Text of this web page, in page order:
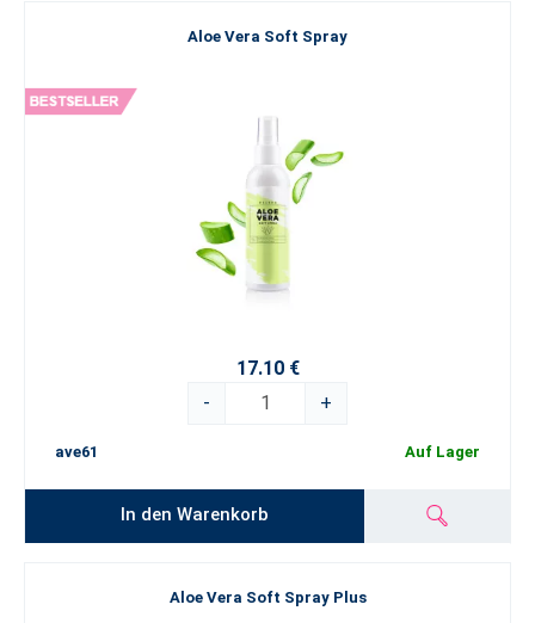
Aloe Vera Soft Spray
17.10 €
-
+
ave61 Auf Lager
In den Warenkorb
Aloe Vera Soft Spray Plus